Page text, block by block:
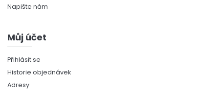
Napište nám
Můj účet
Přihlásit se
Historie objednávek
Adresy